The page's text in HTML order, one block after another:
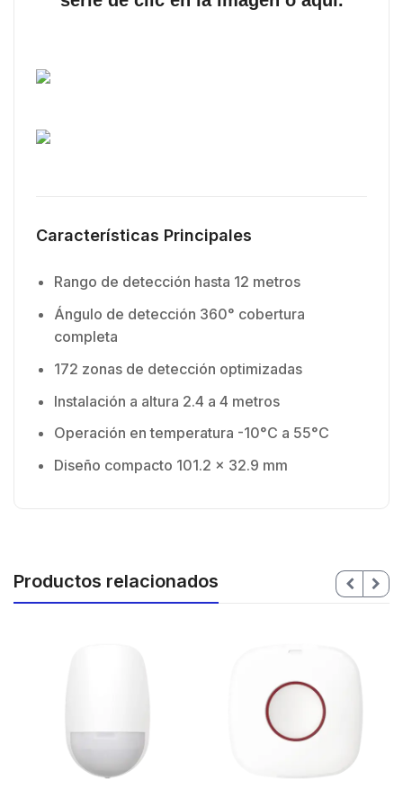
Características Principales
Rango de detección hasta 12 metros
Ángulo de detección 360° cobertura
completa
172 zonas de detección optimizadas
Instalación a altura 2.4 a 4 metros
Operación en temperatura -10°C a 55°C
Diseño compacto 101.2 x 32.9 mm
Productos relacionados